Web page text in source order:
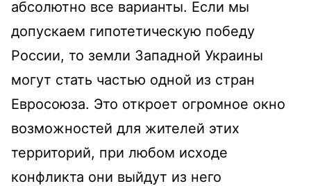
абсолютно все варианты. Если мы
допускаем гипотетическую победу
России, то земли Западной Украины
могут стать частью одной из стран
Евросоюза. Это откроет огромное окно
возможностей для жителей этих
территорий, при любом исходе
конфликта они выйдут из него